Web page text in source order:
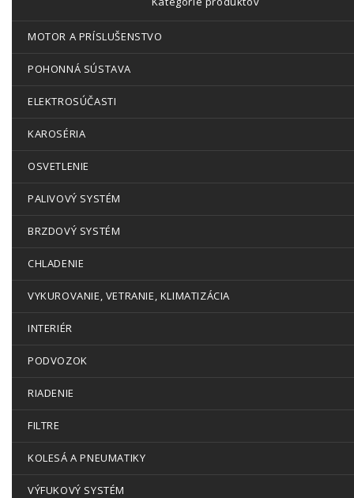
MOTOR A PRÍSLUŠENSTVO
POHONNÁ SÚSTAVA
ELEKTROSÚČASTI
KAROSÉRIA
OSVETLENIE
PALIVOVÝ SYSTÉM
BRZDOVÝ SYSTÉM
CHLADENIE
VYKUROVANIE, VETRANIE, KLIMATIZÁCIA
INTERIÉR
PODVOZOK
RIADENIE
FILTRE
KOLESÁ A PNEUMATIKY
VÝFUKOVÝ SYSTÉM